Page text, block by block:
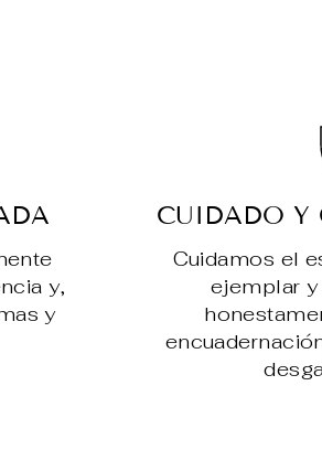
y,
y
CUIDADO Y
Cuidamos el
ejemplar